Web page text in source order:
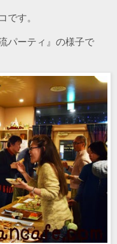
です。
パーティ』の様子で